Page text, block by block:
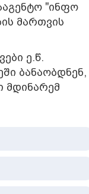
"ინფო
მართვის
ე.წ.
ბანაობდნენ,
მდინარემ